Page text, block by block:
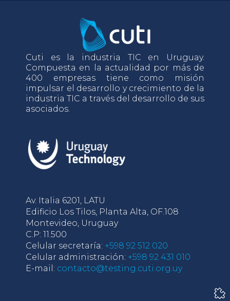
Cuti es la industria TIC en Uruguay.
Compuesta en la actualidad por más de
400 empresas tiene como misión
impulsar el desarrollo y crecimiento de la
industria TIC a través del desarrollo de sus
asociados.
Av. Italia 6201, LATU
Edificio Los Tilos, Planta Alta, OF.108
Montevideo, Uruguay
C.P: 11.500
Celular secretaría: +598 92 512 020
Celular administración: +598 92 431 010
E-mail: contacto@testing.cuti.org.uy